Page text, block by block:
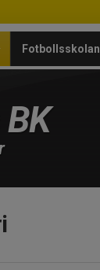
Fotbollsskolan